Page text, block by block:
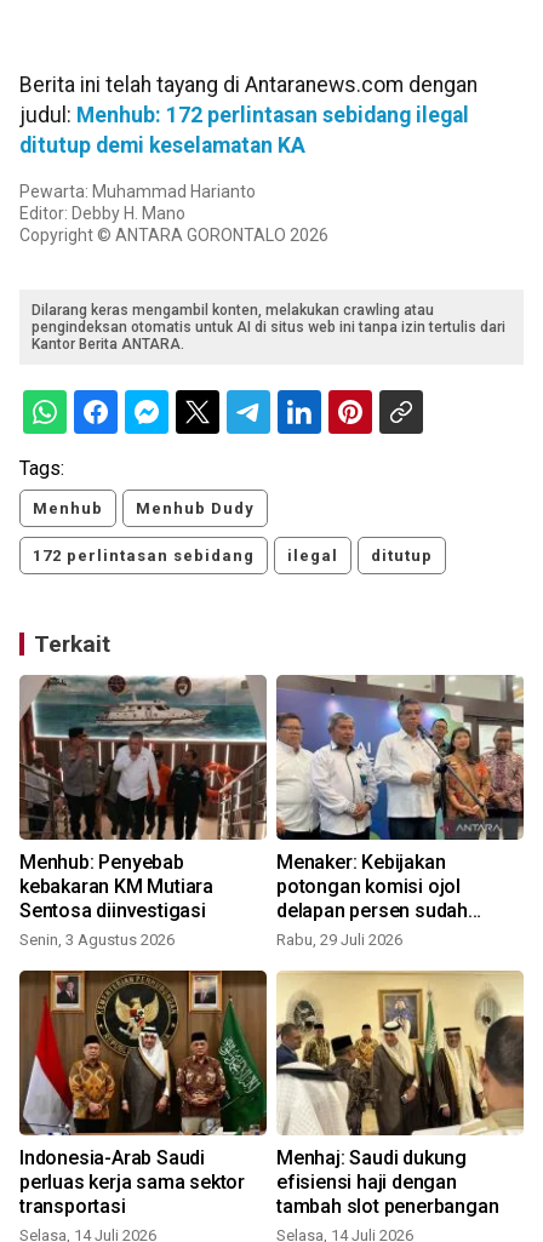
Berita ini telah tayang di Antaranews.com dengan
judul: Menhub: 172 perlintasan sebidang ilegal
ditutup demi keselamatan KA
Pewarta: Muhammad Harianto
Editor: Debby H. Mano
Copyright © ANTARA GORONTALO 2026
Dilarang keras mengambil konten, melakukan crawling atau
pengindeksan otomatis untuk AI di situs web ini tanpa izin tertulis dari
Kantor Berita ANTARA.
Tags:
Menhub Menhub Dudy
172 perlintasan sebidang ilegal ditutup
Terkait
Menhub: Penyebab
kebakaran KM Mutiara
Sentosa diinvestigasi
Senin, 3 Agustus 2026
Menaker: Kebijakan
potongan komisi ojol
delapan persen sudah
berjalan
Rabu, 29 Juli 2026
Indonesia-Arab Saudi
perluas kerja sama sektor
transportasi
Selasa, 14 Juli 2026
Menhaj: Saudi dukung
efisiensi haji dengan
tambah slot penerbangan
Selasa, 14 Juli 2026